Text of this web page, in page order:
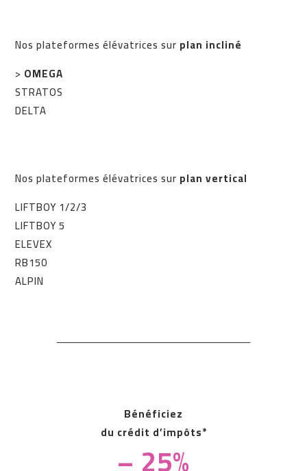
Nos plateformes élévatrices sur plan incliné
> OMEGA
STRATOS
DELTA
Nos plateformes élévatrices sur plan vertical
LIFTBOY 1/2/3
LIFTBOY 5
ELEVEX
RB150
ALPIN
Bénéficiez
du crédit d’impôts*